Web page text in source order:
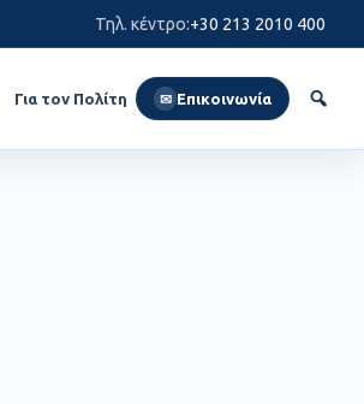
Τηλ. κέντρο:+30 213 2010 400
Για τον Πολίτη ✉ Επικοινωνία